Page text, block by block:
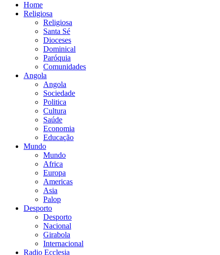
Home
Religiosa
Religiosa
Santa Sé
Dioceses
Dominical
Paróquia
Comunidades
Angola
Angola
Sociedade
Politica
Cultura
Saúde
Economia
Educação
Mundo
Mundo
Africa
Europa
Americas
Asia
Palop
Desporto
Desporto
Nacional
Girabola
Internacional
Radio Ecclesia